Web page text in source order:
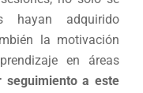
hayan adquirido
la motivación
en áreas
seguimiento a este